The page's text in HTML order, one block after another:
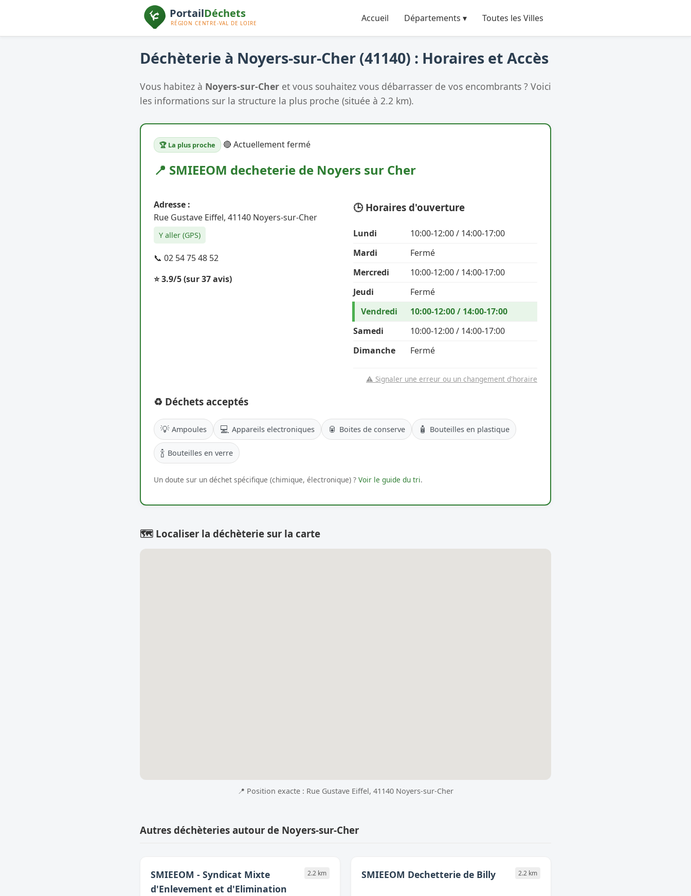
Accueil Départements ▾ Toutes les Villes
Déchèterie à Noyers-sur-Cher (41140) : Horaires et Accès
Vous habitez à Noyers-sur-Cher et vous souhaitez vous débarrasser de vos encombrants ? Voici
les informations sur la structure la plus proche (située à 2.2 km).
🏆 La plus proche 🔴 Actuellement fermé
📍 SMIEEOM decheterie de Noyers sur Cher
Adresse :
Rue Gustave Eiffel, 41140 Noyers-sur-Cher
Y aller (GPS)
📞 02 54 75 48 52
⭐ 3.9/5(sur 37 avis)
🕒 Horaires d'ouverture
Lundi
10:00-12:00 / 14:00-17:00
Mardi
Fermé
Mercredi
10:00-12:00 / 14:00-17:00
Jeudi
Fermé
Vendredi
10:00-12:00 / 14:00-17:00
Samedi
10:00-12:00 / 14:00-17:00
Dimanche
Fermé
⚠️ Signaler une erreur ou un changement d'horaire
♻️ Déchets acceptés
💡 Ampoules 💻 Appareils electroniques 🥫 Boites de conserve 🧴 Bouteilles en plastique
🍾 Bouteilles en verre
Un doute sur un déchet spécifique (chimique, électronique) ? Voir le guide du tri.
🗺️ Localiser la déchèterie sur la carte
📍 Position exacte : Rue Gustave Eiffel, 41140 Noyers-sur-Cher
Autres déchèteries autour de Noyers-sur-Cher
SMIEEOM - Syndicat Mixte
d'Enlevement et d'Elimination
2.2 km SMIEEOM Dechetterie de Billy 2.2 km